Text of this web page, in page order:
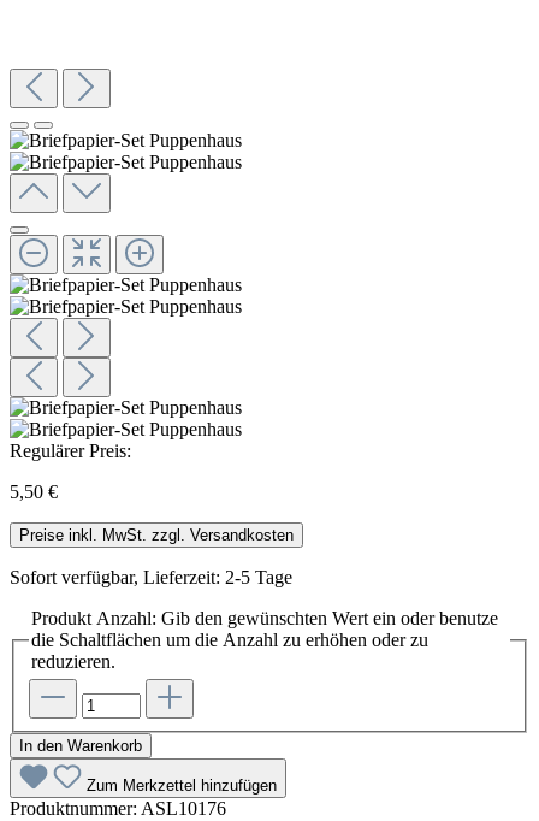
Regulärer Preis:
5,50 €
Preise inkl. MwSt. zzgl. Versandkosten
Sofort verfügbar, Lieferzeit: 2-5 Tage
Produkt Anzahl: Gib den gewünschten Wert ein oder benutze
die Schaltflächen um die Anzahl zu erhöhen oder zu
reduzieren.
In den Warenkorb
Zum Merkzettel hinzufügen
Produktnummer: ASL10176